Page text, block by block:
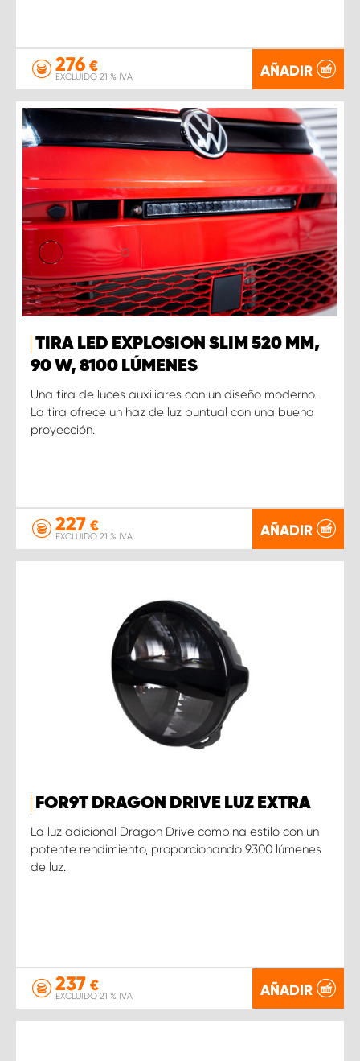
276 €
EXCLUIDO 21 % IVA AÑADIR
TIRA LED EXPLOSION SLIM 520 MM,
90 W, 8100 LÚMENES
Una tira de luces auxiliares con un diseño moderno.
La tira ofrece un haz de luz puntual con una buena
proyección.
227 €
EXCLUIDO 21 % IVA AÑADIR
FOR9T DRAGON DRIVE LUZ EXTRA
La luz adicional Dragon Drive combina estilo con un
potente rendimiento, proporcionando 9300 lúmenes
de luz.
237 €
EXCLUIDO 21 % IVA AÑADIR